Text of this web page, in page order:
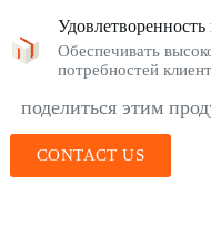
Удовлетворенность
Обеспечивать
потребностей
поделиться этим
CONTACT US